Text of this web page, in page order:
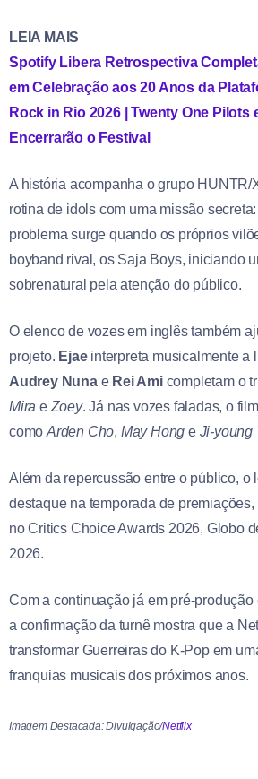
LEIA MAIS
Spotify Libera Retrospectiva
em Celebração aos 20 Anos da
Rock in Rio 2026 | Twenty One Pilots
Encerrarão o Festival
A história acompanha o grupo HUNTR/
rotina de idols com uma missão
problema surge quando os próprios
boyband rival, os Saja Boys, iniciando
sobrenatural pela atenção do público.
O elenco de vozes em inglês também
projeto. Ejaeinterpreta musicalmente a
Audrey Nunae Rei Amicompletam o
Mira e Zoey. Já nas vozes faladas, o
como Arden Cho, May Hong e Ji-young
Além da repercussão entre o público, o
destaque na temporada de
no Critics Choice Awards 2026, Globo
2026.
Com a continuação já em pré-produção
a confirmação da turnê mostra que a
transformar Guerreiras do K-Pop em
franquias musicais dos próximos anos.
Imagem Destacada: Divulgação/Netflix